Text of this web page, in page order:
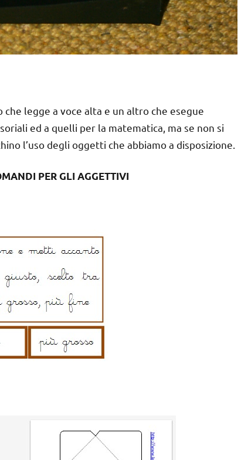
legge a voce alta e un altro che esegue
ed a quelli per la matematica, ma se non si
l’uso degli oggetti che abbiamo a disposizione.
PER GLI AGGETTIVI